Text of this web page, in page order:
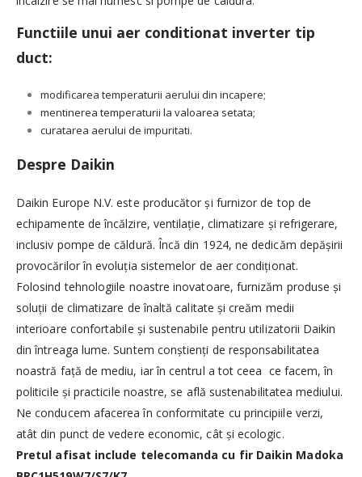
Functiile unui aer conditionat inverter tip
duct:
modificarea temperaturii aerului din incapere;
mentinerea temperaturii la valoarea setata;
curatarea aerului de impuritati.
Despre Daikin
​Daikin Europe N.V. este producător şi furnizor de top de
echipamente de încălzire, ventilaţie, climatizare şi refrigerare,
inclusiv pompe de căldură. Încă din 1924, ne dedicăm depăşirii
provocărilor în evoluţia sistemelor de aer condiţionat.
Folosind tehnologiile noastre inovatoare, furnizăm produse şi
soluţii de climatizare de înaltă calitate şi creăm medii
interioare confortabile şi sustenabile pentru utilizatorii Daikin
din întreaga lume. Suntem conştienţi de responsabilitatea
noastră faţă de mediu, iar în centrul a tot ceea ce facem, în
politicile şi practicile noastre, se află sustenabilitatea mediului.
Ne conducem afacerea în conformitate cu principiile verzi,
atât din punct de vedere economic, cât şi ecologic.
Pretul afisat include telecomanda cu fir Daikin Madoka